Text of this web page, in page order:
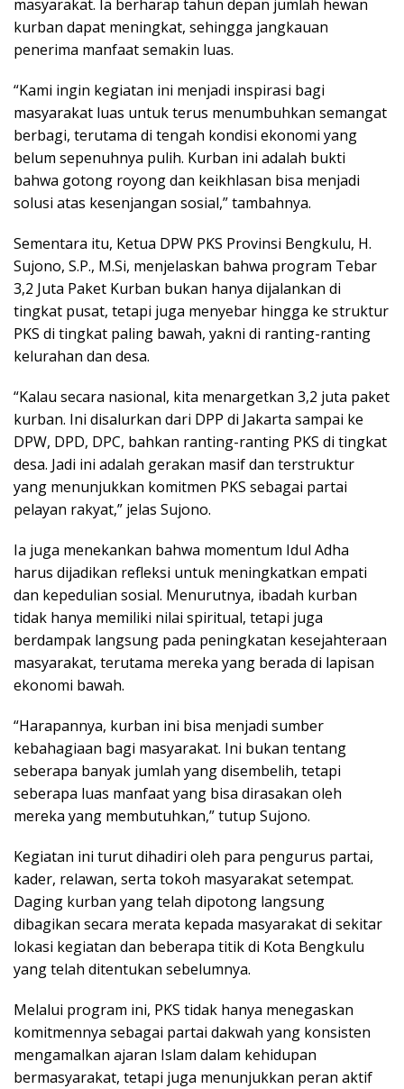
masyarakat. Ia berharap tahun depan jumlah hewan
kurban dapat meningkat, sehingga jangkauan
penerima manfaat semakin luas.
“Kami ingin kegiatan ini menjadi inspirasi bagi
masyarakat luas untuk terus menumbuhkan semangat
berbagi, terutama di tengah kondisi ekonomi yang
belum sepenuhnya pulih. Kurban ini adalah bukti
bahwa gotong royong dan keikhlasan bisa menjadi
solusi atas kesenjangan sosial,” tambahnya.
Sementara itu, Ketua DPW PKS Provinsi Bengkulu, H.
Sujono, S.P., M.Si, menjelaskan bahwa program Tebar
3,2 Juta Paket Kurban bukan hanya dijalankan di
tingkat pusat, tetapi juga menyebar hingga ke struktur
PKS di tingkat paling bawah, yakni di ranting-ranting
kelurahan dan desa.
“Kalau secara nasional, kita menargetkan 3,2 juta paket
kurban. Ini disalurkan dari DPP di Jakarta sampai ke
DPW, DPD, DPC, bahkan ranting-ranting PKS di tingkat
desa. Jadi ini adalah gerakan masif dan terstruktur
yang menunjukkan komitmen PKS sebagai partai
pelayan rakyat,” jelas Sujono.
Ia juga menekankan bahwa momentum Idul Adha
harus dijadikan refleksi untuk meningkatkan empati
dan kepedulian sosial. Menurutnya, ibadah kurban
tidak hanya memiliki nilai spiritual, tetapi juga
berdampak langsung pada peningkatan kesejahteraan
masyarakat, terutama mereka yang berada di lapisan
ekonomi bawah.
“Harapannya, kurban ini bisa menjadi sumber
kebahagiaan bagi masyarakat. Ini bukan tentang
seberapa banyak jumlah yang disembelih, tetapi
seberapa luas manfaat yang bisa dirasakan oleh
mereka yang membutuhkan,” tutup Sujono.
Kegiatan ini turut dihadiri oleh para pengurus partai,
kader, relawan, serta tokoh masyarakat setempat.
Daging kurban yang telah dipotong langsung
dibagikan secara merata kepada masyarakat di sekitar
lokasi kegiatan dan beberapa titik di Kota Bengkulu
yang telah ditentukan sebelumnya.
Melalui program ini, PKS tidak hanya menegaskan
komitmennya sebagai partai dakwah yang konsisten
mengamalkan ajaran Islam dalam kehidupan
bermasyarakat, tetapi juga menunjukkan peran aktif